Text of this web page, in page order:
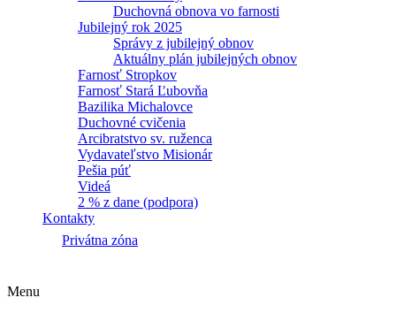
Duchovná obnova vo farnosti
Jubilejný rok 2025
Správy z jubilejný obnov
Aktuálny plán jubilejných obnov
Farnosť Stropkov
Farnosť Stará Ľubovňa
Bazilika Michalovce
Duchovné cvičenia
Arcibratstvo sv. ruženca
Vydavateľstvo Misionár
Pešia púť
Videá
2 % z dane (podpora)
Kontakty
Privátna zóna
Menu